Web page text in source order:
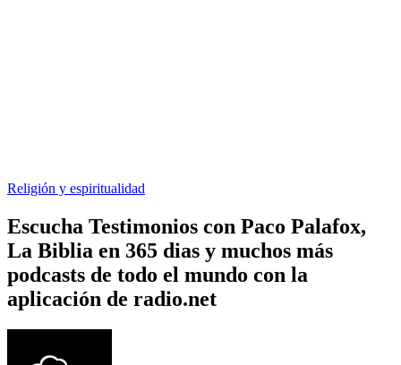
Religión y espiritualidad
Escucha Testimonios con Paco Palafox,
La Biblia en 365 dias y muchos más
podcasts de todo el mundo con la
aplicación de radio.net